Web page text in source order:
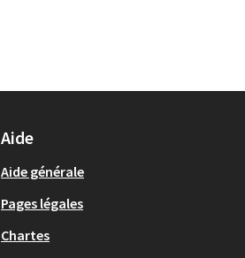
Aide
Aide générale
Pages légales
Chartes